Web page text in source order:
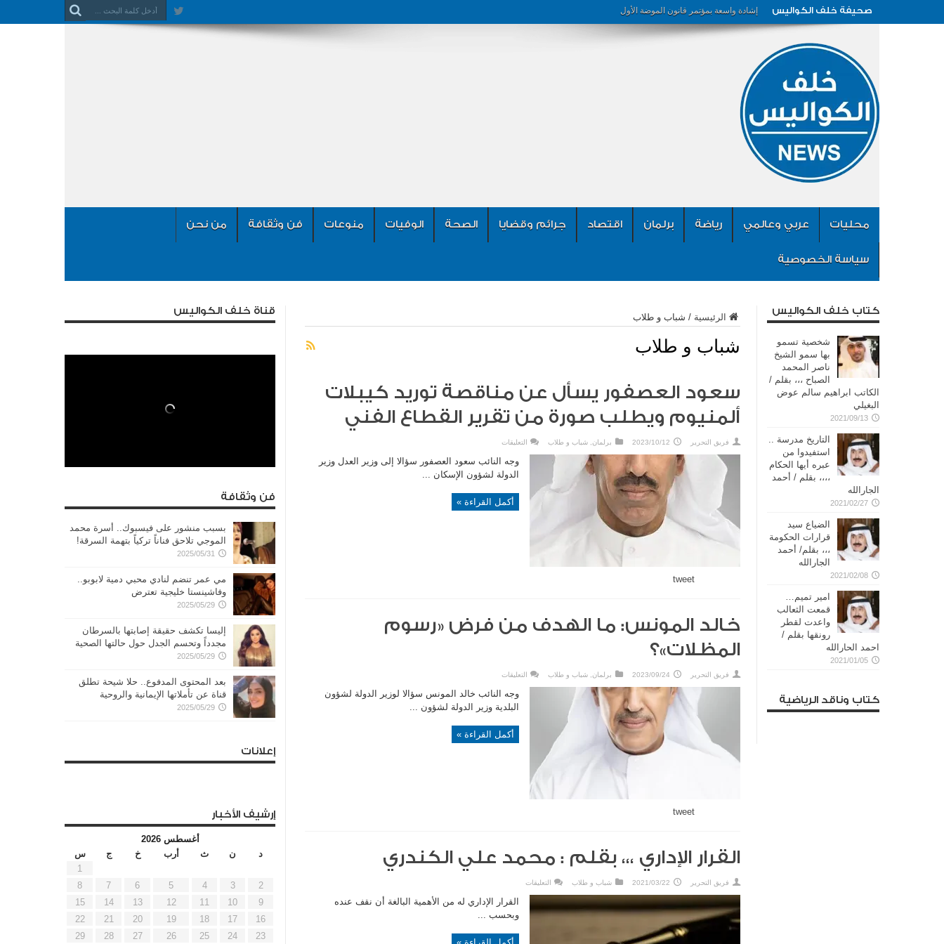
صحيفة خلف الكواليس إشادة واسعة بمؤتمر قانون الموضة الأول
محليات عربي وعالمي رياضة برلمان اقتصاد جرائم وقضايا الصحة الوفيات منوعات فن وثقافة من نحن
سياسة الخصوصية
الرئيسية / شباب و طلاب
شباب و طلاب
سعود العصفور يسأل عن مناقصة توريد كيبلات
ألمنيوم ويطلب صورة من تقرير القطاع الفني
فريق التحرير 2023/10/12 برلمان شباب و طلاب التعليقات
العصفور
يسأل
عن
مناقصة
كيبلات
ألمنيوم
ويطلب
وجه النائب سعود العصفور سؤالا إلى وزير العدل وزير
الدولة لشؤون الإسكان ...
أكمل القراءة »
tweet
خالد المونس: ما الهدف من فرض «رسوم
المظلات»؟
فريق التحرير 2023/09/24 برلمان شباب و طلاب التعليقات
المونس:
ما
الهدف
من
«رسوم
المظلات»؟
مغلقة
وجه النائب خالد المونس سؤالا لوزير الدولة لشؤون
البلدية وزير الدولة لشؤون ...
أكمل القراءة »
tweet
القرار الإداري ،،، بقلم : محمد علي الكندري
فريق التحرير 2021/03/22 شباب و طلاب التعليقات
الإداري
علي
القرار الإداري له من الأهمية البالغة أن نقف عنده
وبحسب ...
كتاب خلف الكواليس
شخصية تسمو
بها سمو الشيخ
ناصر المحمد
الصباح ،،، بقلم /
الكاتب ابراهيم سالم عوض
البغيلي
2021/09/13
التاريخ مدرسة ..
استفيدوا من
عبره أيها الحكام
،،،، بقلم / أحمد
الجارالله
2021/02/27
الضياع سيد
قرارات الحكومة
،،، بقلم/ أحمد
الجارالله
2021/02/08
امير تميم…
قمعت الثعالب
واعدت لقطر
رونقها بقلم /
احمد الحارالله
2021/01/05
كتاب وناقد الرياضية
قناة خلف الكواليس
فن وثقافة
بسبب منشور على فيسبوك.. أسرة محمد
الموجي تلاحق فناناً تركياً بتهمة السرقة!
2025/05/31
مي عمر تنضم لنادي محبي دمية لابوبو..
وفاشينستا خليجية تعترض
2025/05/29
إليسا تكشف حقيقة إصابتها بالسرطان
مجدداً وتحسم الجدل حول حالتها الصحية
2025/05/29
بعد المحتوى المدفوع.. حلا شيحة تطلق
قناة عن تأملاتها الإيمانية والروحية
2025/05/29
إعلانات
إرشيف الأخبار
أغسطس 2026
د
ن ث أرب خ ج
س
1
2
3
4
5
6
7
8
9
10
11
12
13
14
15
16
17
18
19
20
21
22
23
24
25
26
27
28
29